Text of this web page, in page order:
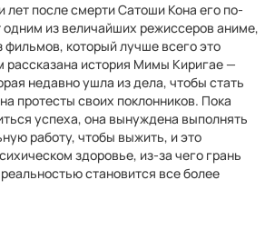
лет после смерти Сатоши Кона его по-
из величайших режиссеров аниме,
фильмов, который лучше всего это
рассказана история Мимы Киригае —
недавно ушла из дела, чтобы стать
протесты своих поклонников. Пока
успеха, она вынуждена выполнять
работу, чтобы выжить, и это
здоровье, из-за чего грань
становится все более